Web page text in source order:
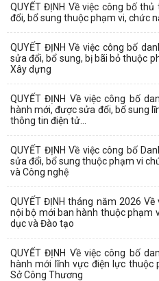
QUYẾT ĐỊNH Về việc công bố
đổi, bổ sung thuộc phạm vi, chức
QUYẾT ĐỊNH Về việc công bố
sửa đổi, bổ sung, bị bãi bỏ thuộc
Xây dựng
QUYẾT ĐỊNH Về việc công bố
hành mới, được sửa đổi, bổ sung
thông tin điện tử...
QUYẾT ĐỊNH Về việc công bố
sửa đổi, bổ sung thuộc phạm vi
và Công nghệ
QUYẾT ĐỊNH tháng năm 2026
nội bộ mới ban hành thuộc phạm
dục và Đào tạo
QUYẾT ĐỊNH Về việc công bố
hành mới lĩnh vực điện lực thuộc
Sở Công Thương